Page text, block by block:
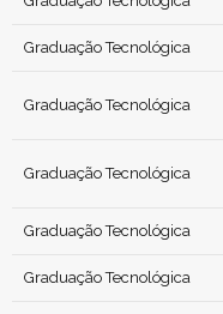
Graduação Tecnológica
Graduação Tecnológica
Graduação Tecnológica
Graduação Tecnológica
Graduação Tecnológica